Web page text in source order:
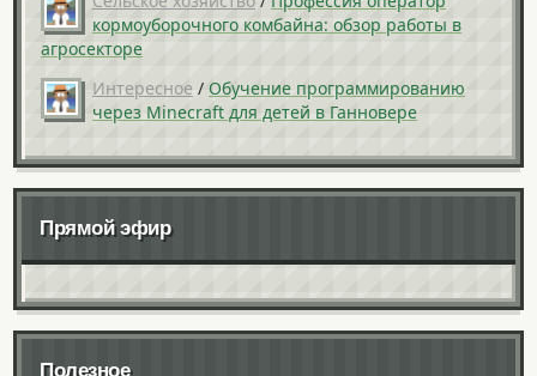
кормоуборочного комбайна: обзор работы в
агросекторе
Интересное / Обучение программированию
через Minecraft для детей в Ганновере
Прямой эфир
Полезное